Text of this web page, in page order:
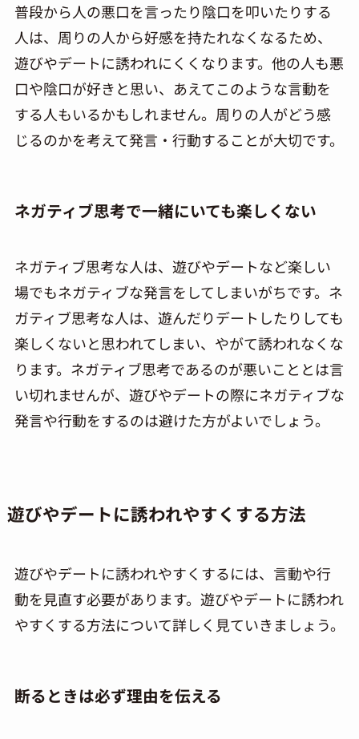
普段から人の悪口を言ったり陰口を叩いたりする
人は、周りの人から好感を持たれなくなるため、
遊びやデートに誘われにくくなります。他の人も悪
口や陰口が好きと思い、あえてこのような言動を
する人もいるかもしれません。周りの人がどう感
じるのかを考えて発言・行動することが大切です。
ネガティブ思考で一緒にいても楽しくない
ネガティブ思考な人は、遊びやデートなど楽しい
場でもネガティブな発言をしてしまいがちです。ネ
ガティブ思考な人は、遊んだりデートしたりしても
楽しくないと思われてしまい、やがて誘われなくな
ります。ネガティブ思考であるのが悪いこととは言
い切れませんが、遊びやデートの際にネガティブな
発言や行動をするのは避けた方がよいでしょう。
遊びやデートに誘われやすくする方法
遊びやデートに誘われやすくするには、言動や行
動を見直す必要があります。遊びやデートに誘われ
やすくする方法について詳しく見ていきましょう。
断るときは必ず理由を伝える